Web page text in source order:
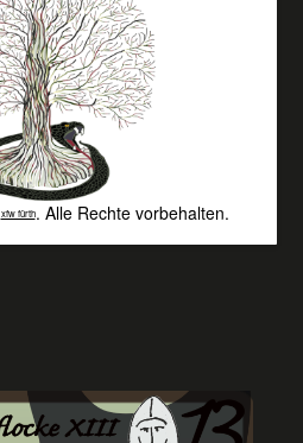
xfw fürth. Alle Rechte vorbehalten.